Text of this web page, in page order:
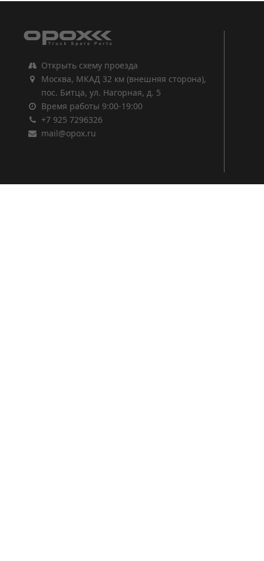
Открыть схему проезда
Москва, МКАД 32 км (внешняя сторона),
пос. Битца, ул. Нагорная, д. 5
Время работы 9:00-19:00
+7 925 7296326
mail@opox.ru